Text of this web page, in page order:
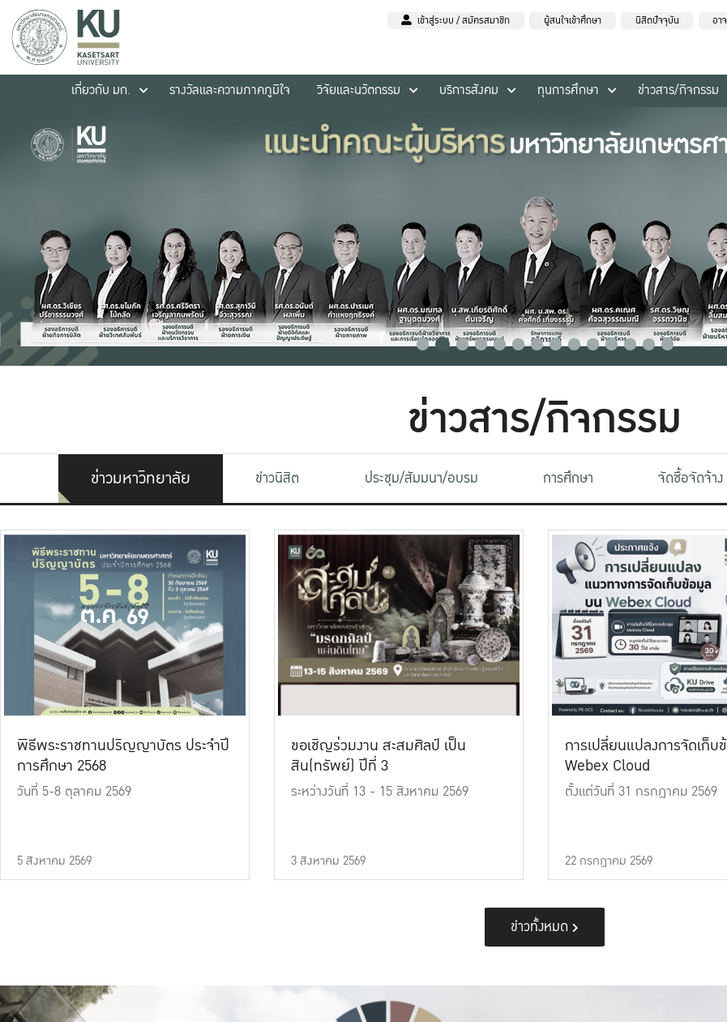
เข้าสู่ระบบ / สมัครสมาชิก ผู้สนใจเข้าศึกษา นิสิตปัจจุบัน อา
เกี่ยวกับ มก.
รางวัลและความภาคภูมิใจ วิจัยและนวัตกรรม บริการสังคม ทุนการศึกษา ข่าวสาร/กิจกรรม
ข่าวสาร/กิจกรรม
ข่าวมหาวิทยาลัย ข่าวนิสิต ประชุม/สัมมนา/อบรม การศึกษา จัดซื้อจัดจ้าง
พิธีพระราชทานปริญญาบัตร ประจำปี
การศึกษา 2568
วันที่ 5-8 ตุลาคม 2569
5 สิงหาคม 2569
ขอเชิญร่วมงาน สะสมศิลป์ เป็น
สิน(ทรัพย์) ปีที่ 3
ระหว่างวันที่ 13 - 15 สิงหาคม 2569
3 สิงหาคม 2569
การเปลี่ยนแปลงการจัดเก็
Webex Cloud
ตั้งแต่วันที่ 31 กรกฎาคม 2569
22 กรกฎาคม 2569
ข่าวทั้งหมด